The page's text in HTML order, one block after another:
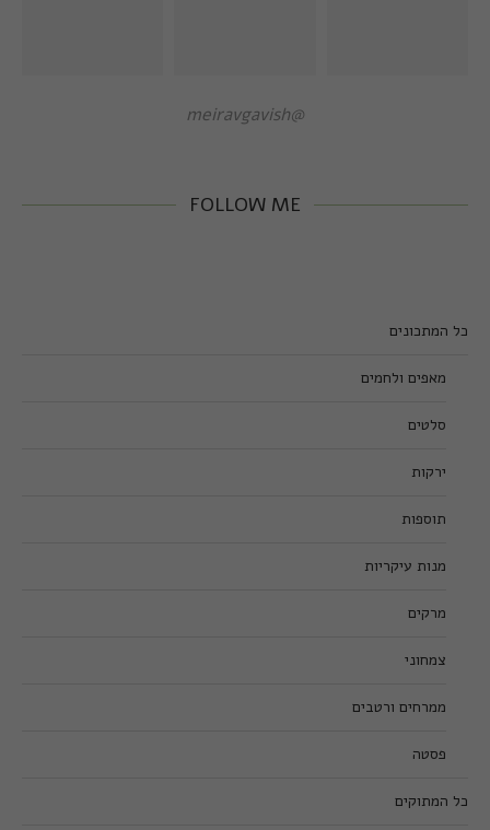
@meiravgavish
FOLLOW ME
כל המתכונים
מאפים ולחמים
סלטים
ירקות
תוספות
מנות עיקריות
מרקים
צמחוני
ממרחים ורטבים
פסטה
כל המתוקים